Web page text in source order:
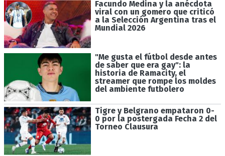
Facundo Medina y la anécdota
viral con un gomero que criticó
a la Selección Argentina tras el
Mundial 2026
"Me gusta el fútbol desde antes
de saber que era gay": la
historia de Ramacity, el
streamer que rompe los moldes
del ambiente futbolero
Tigre y Belgrano empataron 0-
0 por la postergada Fecha 2 del
Torneo Clausura